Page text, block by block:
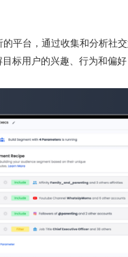
的平台，通过收集和分析社
标用户的兴趣、行为和偏